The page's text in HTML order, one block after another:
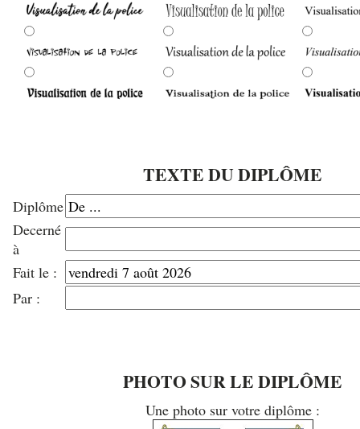
TEXTE DU DIPLÔME
Diplôme
Decerné
à
Fait le :
Par :
PHOTO SUR LE DIPLÔME
Une photo sur votre diplôme :